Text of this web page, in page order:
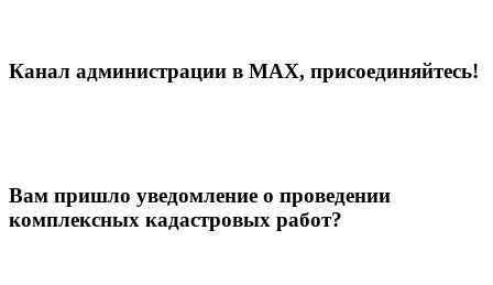
Канал администрации в МАХ, присоединяйтесь!
Вам пришло уведомление о проведении
комплексных кадастровых работ?